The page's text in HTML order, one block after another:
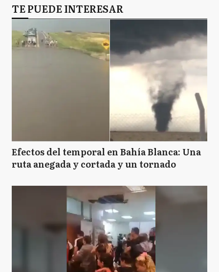
TE PUEDE INTERESAR
Efectos del temporal en Bahía Blanca: Una
ruta anegada y cortada y un tornado